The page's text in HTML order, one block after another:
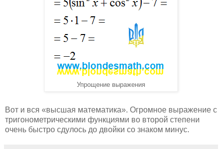
Упрощение выражения
Вот и вся «высшая математика». Огромное выражение с
тригонометрическими функциями во второй степени
очень быстро сдулось до двойки со знаком минус.